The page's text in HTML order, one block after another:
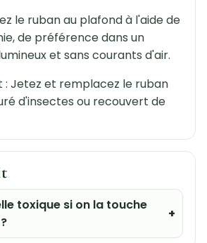
le ruban au plafond à l'aide de
de préférence dans un
et sans courants d'air.
: Jetez et remplacez le ruban
d'insectes ou recouvert de
toxique si on la touche